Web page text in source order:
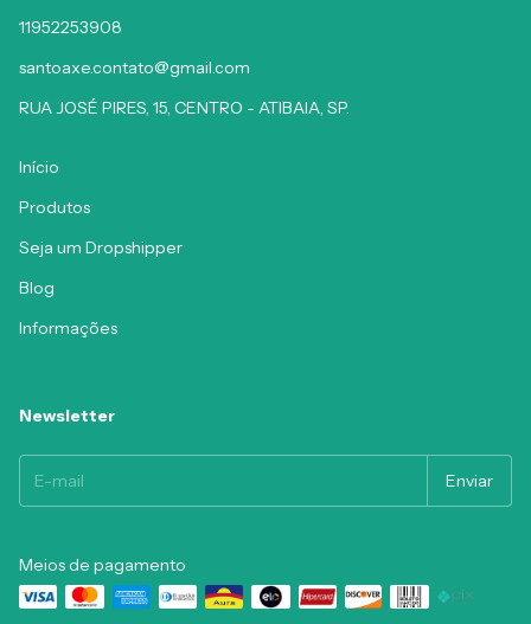
11952253908
santoaxe.contato@gmail.com
RUA JOSÉ PIRES, 15, CENTRO - ATIBAIA, SP.
Início
Produtos
Seja um Dropshipper
Blog
Informações
Newsletter
Meios de pagamento